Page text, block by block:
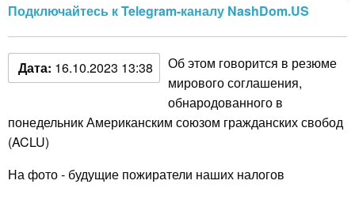
Подключайтесь к Telegram-каналу NashDom.US
Дата: 16.10.2023 13:38
Об этом говорится в резюме
мирового соглашения,
обнародованного в
понедельник Американским союзом гражданских свобод
(ACLU)
На фото - будущие пожиратели наших налогов